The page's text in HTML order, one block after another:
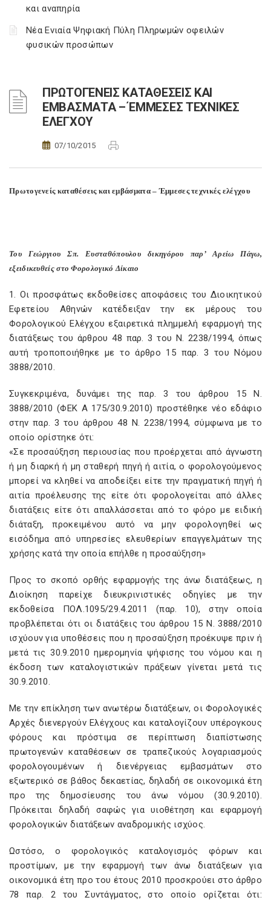
και αναπηρία
Νέα Ενιαία Ψηφιακή Πύλη Πληρωμών οφειλών
φυσικών προσώπων
ΠΡΩΤΟΓΕΝΕΙΣ ΚΑΤΑΘΕΣΕΙΣ ΚΑΙ
ΕΜΒΑΣΜΑΤΑ – ΈΜΜΕΣΕΣ ΤΕΧΝΙΚΕΣ
ΕΛΕΓΧΟΥ
07/10/2015
Πρωτογενείς καταθέσεις και εμβάσματα – Έμμεσες τεχνικές ελέγχου
Του Γεώργιου Σπ. Ευσταθόπουλου δικηγόρου παρ’ Αρείω Πάγω,
εξειδικευθείς στο Φορολογικό Δίκαιο
1. Οι προσφάτως εκδοθείσες αποφάσεις του Διοικητικού
Εφετείου Αθηνών κατέδειξαν την εκ μέρους του
Φορολογικού Ελέγχου εξαιρετικά πλημμελή εφαρμογή της
διατάξεως του άρθρου 48 παρ. 3 του Ν. 2238/1994, όπως
αυτή τροποποιήθηκε με το άρθρο 15 παρ. 3 του Νόμου
3888/2010.
Συγκεκριμένα, δυνάμει της παρ. 3 του άρθρου 15 Ν.
3888/2010 (ΦΕΚ Α 175/30.9.2010) προστέθηκε νέο εδάφιο
στην παρ. 3 του άρθρου 48 Ν. 2238/1994, σύμφωνα με το
οποίο ορίστηκε ότι:
«Σε προσαύξηση περιουσίας που προέρχεται από άγνωστη
ή μη διαρκή ή μη σταθερή πηγή ή αιτία, ο φορολογούμενος
μπορεί να κληθεί να αποδείξει είτε την πραγματική πηγή ή
αιτία προέλευσης της είτε ότι φορολογείται από άλλες
διατάξεις είτε ότι απαλλάσσεται από το φόρο με ειδική
διάταξη, προκειμένου αυτό να μην φορολογηθεί ως
εισόδημα από υπηρεσίες ελευθερίων επαγγελμάτων της
χρήσης κατά την οποία επήλθε η προσαύξηση»
Προς το σκοπό ορθής εφαρμογής της άνω διατάξεως, η
Διοίκηση παρείχε διευκρινιστικές οδηγίες με την
εκδοθείσα ΠΟΛ.1095/29.4.2011 (παρ. 10), στην οποία
προβλέπεται ότι οι διατάξεις του άρθρου 15 Ν. 3888/2010
ισχύουν για υποθέσεις που η προσαύξηση προέκυψε πριν ή
μετά τις 30.9.2010 ημερομηνία ψήφισης του νόμου και η
έκδοση των καταλογιστικών πράξεων γίνεται μετά τις
30.9.2010.
Με την επίκληση των ανωτέρω διατάξεων, οι Φορολογικές
Αρχές διενεργούν Ελέγχους και καταλογίζουν υπέρογκους
φόρους και πρόστιμα σε περίπτωση διαπίστωσης
πρωτογενών καταθέσεων σε τραπεζικούς λογαριασμούς
φορολογουμένων ή διενέργειας εμβασμάτων στο
εξωτερικό σε βάθος δεκαετίας, δηλαδή σε οικονομικά έτη
προ της δημοσίευσης του άνω νόμου (30.9.2010).
Πρόκειται δηλαδή σαφώς για υιοθέτηση και εφαρμογή
φορολογικών διατάξεων αναδρομικής ισχύος.
Ωστόσο, ο φορολογικός καταλογισμός φόρων και
προστίμων, με την εφαρμογή των άνω διατάξεων για
οικονομικά έτη προ του έτους 2010 προσκρούει στο άρθρο
78 παρ. 2 του Συντάγματος, στο οποίο ορίζεται ότι: